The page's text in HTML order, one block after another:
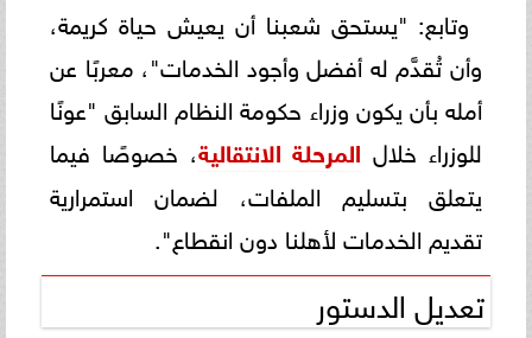
وتابع: "يستحق شعبنا أن يعيش حياة كريمة،
وأن تُقدَّم له أفضل وأجود الخدمات"، معربًا عن
أمله بأن يكون وزراء حكومة النظام السابق "عونًا
للوزراء خلال المرحلة الانتقالية، خصوصًا فيما
يتعلق بتسليم الملفات، لضمان استمرارية
تقديم الخدمات لأهلنا دون انقطاع".
تعديل الدستور